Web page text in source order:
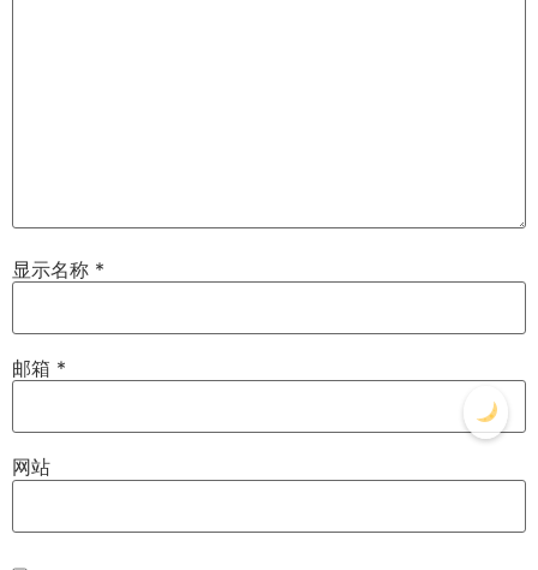
显示名称 *
邮箱 *
网站